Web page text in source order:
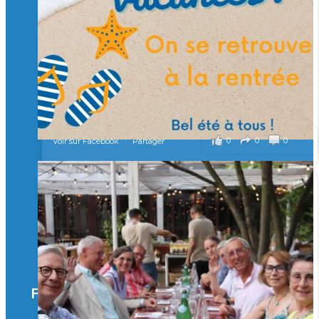
Merci à tous !
🎯 Taxe d’apprentissage 2026 : avec l'Isep, investissez pour
un numérique au service de l'humain !
À l’Isep, nous formons des ingénieurs, des bachelors, des
Mastères Spécialisés, qui allient excellence technologique et
valeurs humaines, au cœur de notre pro
...Voir plus
il y a 2 mois
0 0 0
Voir sur Facebook · Partager
🚀Afterwork à Genève 🚀
🥳 Le 22 avril dernier, 14 Alumni vivant / travaillant
en Suisse ont partagé un moment convivial de
retrouvailles et d'échanges !
Merci à tous pour votre présence et à Alexandre
CHEA pour l'organisation !
il y a 3 mois
Facebook